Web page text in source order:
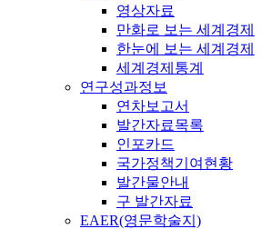
영상자료
만화로 보는 세계경제
한눈에 보는 세계경제
세계경제통계
연구성과정보
연차보고서
발간자료목록
인포카드
국가정책기여현황
발간물안내
구 발간자료
EAER(영문학술지)